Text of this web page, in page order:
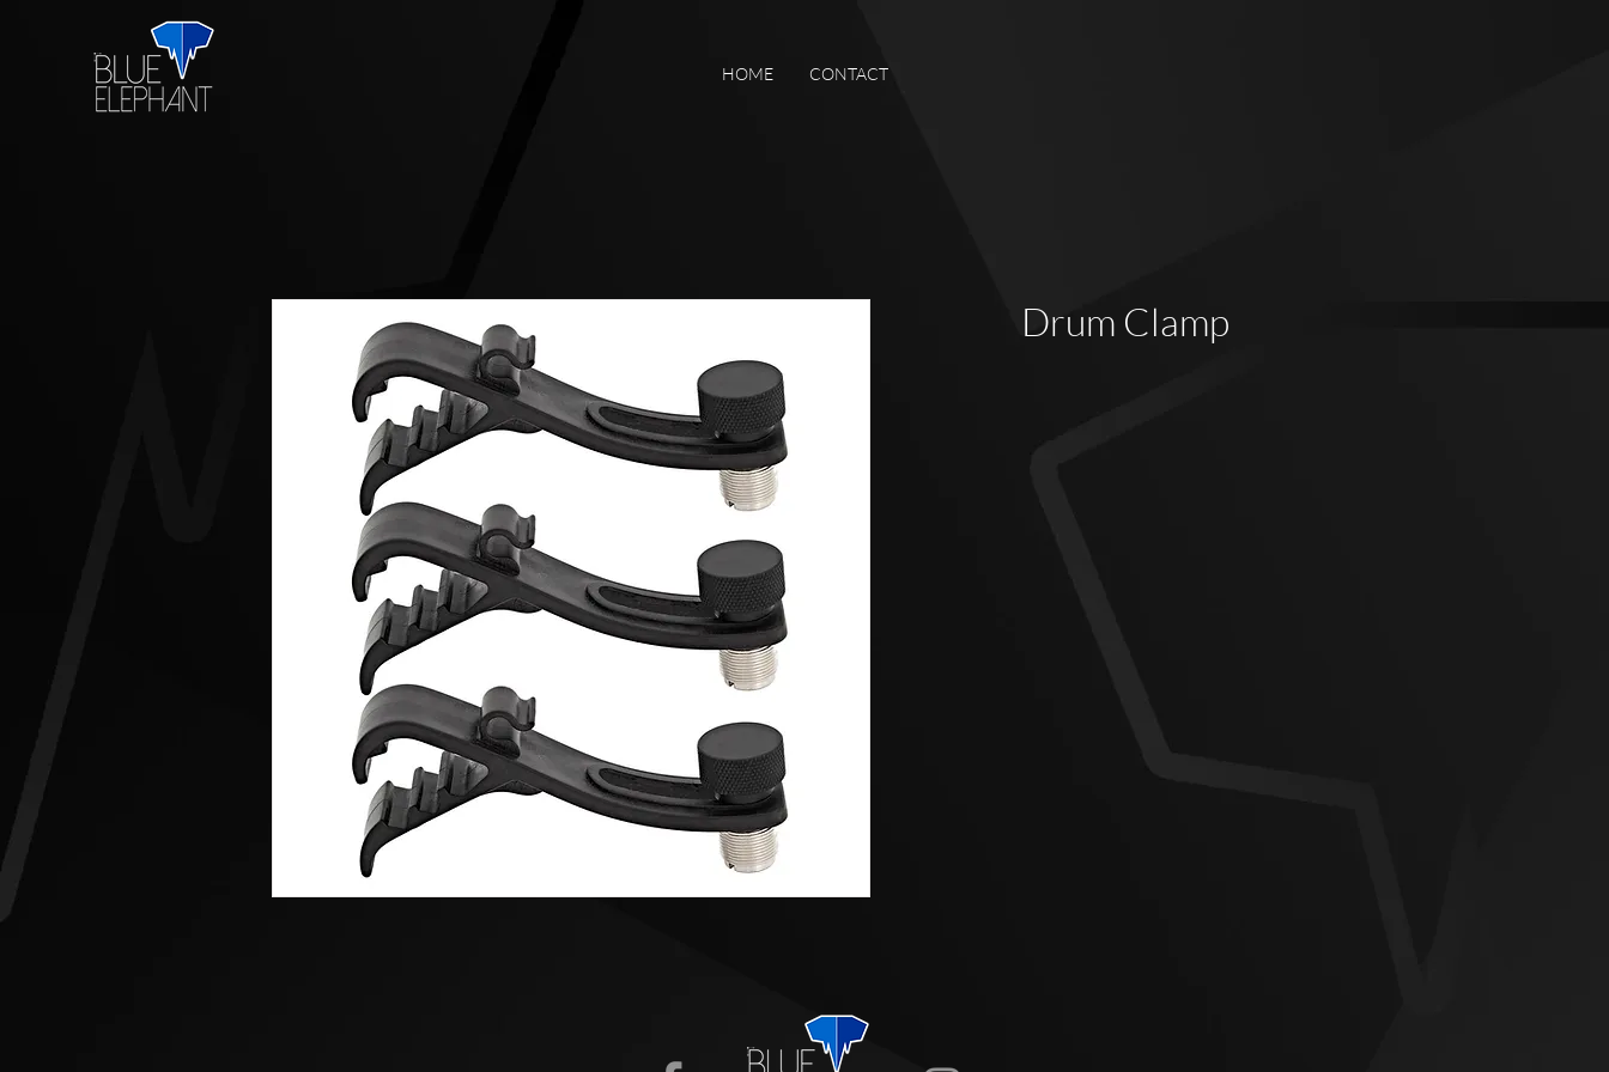
HOME CONTACT
Drum Clamp